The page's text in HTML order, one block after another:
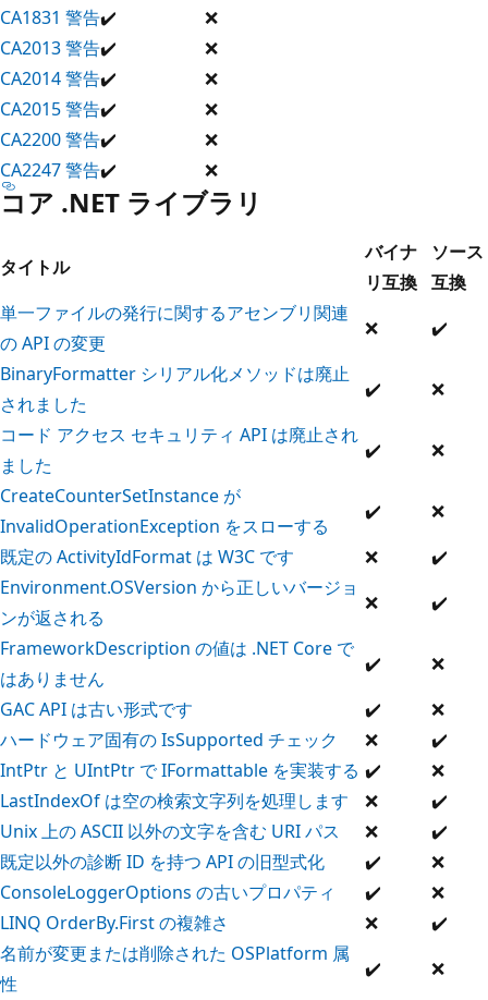
CA1831 警告✔️
❌
CA2013 警告✔️
❌
CA2014 警告✔️
❌
CA2015 警告✔️
❌
CA2200 警告✔️
❌
CA2247 警告✔️ ❌
コア .NET ライブラリ
タイトル
バイナ
リ互換
ソース
互換
単一ファイルの発行に関するアセンブリ関連
の API の変更
❌
✔️
BinaryFormatter シリアル化メソッドは廃止
されました
✔️
❌
コード アクセス セキュリティ API は廃止され
ました
✔️
❌
CreateCounterSetInstance が
InvalidOperationException をスローする
✔️
❌
既定の ActivityIdFormat は W3C です
❌
✔️
Environment.OSVersion から正しいバージョ
ンが返される
❌
✔️
FrameworkDescription の値は .NET Core で
はありません
✔️
❌
GAC API は古い形式です
✔️
❌
ハードウェア固有の IsSupported チェック
❌
✔️
IntPtr と UIntPtr で IFormattable を実装する ✔️
❌
LastIndexOf は空の検索文字列を処理します
❌
✔️
Unix 上の ASCII 以外の文字を含む URI パス
❌
✔️
既定以外の診断 ID を持つ API の旧型式化
✔️
❌
ConsoleLoggerOptions の古いプロパティ
✔️
❌
LINQ OrderBy.First の複雑さ
❌
✔️
名前が変更または削除された OSPlatform 属
性
✔️
❌